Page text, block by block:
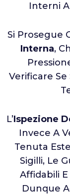
Interni
Si Prosegue
Interna,
Verificare
L’Ispezione
Invece A
Tenuta
Sigilli, Le
Affidabili
Dunque